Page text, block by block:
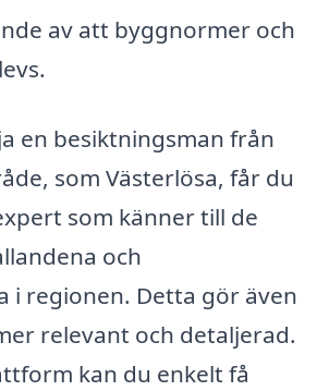
av att byggnormer och
en besiktningsman från
som Västerlösa, får du
som känner till de
och
i regionen. Detta gör även
relevant och detaljerad.
kan du enkelt få